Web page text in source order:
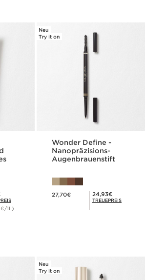
1L)
Neu
Try it on
Wonder Define -
Nanopräzisions-
Augenbrauenstift
27,70€ Mitgliederpreis 24,93€
24,93€
TREUEPREIS
Neu
Try it on